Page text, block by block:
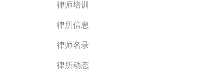
律师培训
律所信息
律师名录
律所动态